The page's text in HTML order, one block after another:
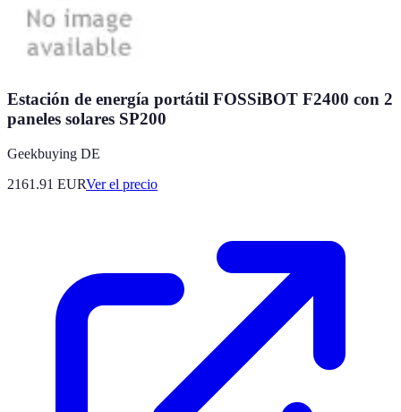
Estación de energía portátil FOSSiBOT F2400 con 2
paneles solares SP200
Geekbuying DE
2161.91 EURVer el precio